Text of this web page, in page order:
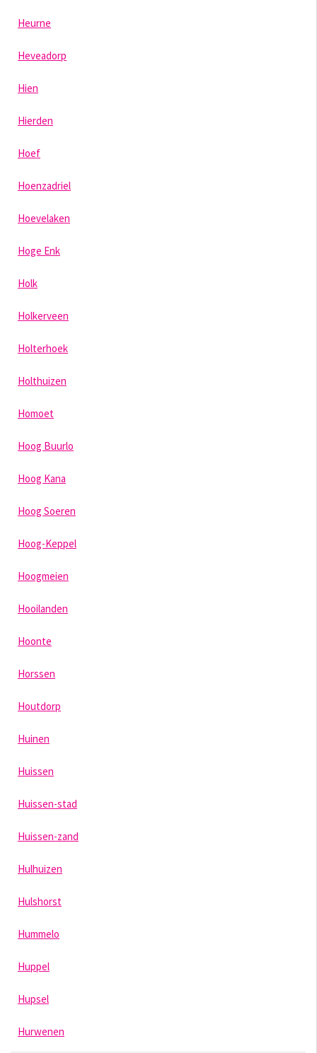
Heurne
Heveadorp
Hien
Hierden
Hoef
Hoenzadriel
Hoevelaken
Hoge Enk
Holk
Holkerveen
Holterhoek
Holthuizen
Homoet
Hoog Buurlo
Hoog Kana
Hoog Soeren
Hoog-Keppel
Hoogmeien
Hooilanden
Hoonte
Horssen
Houtdorp
Huinen
Huissen
Huissen-stad
Huissen-zand
Hulhuizen
Hulshorst
Hummelo
Huppel
Hupsel
Hurwenen